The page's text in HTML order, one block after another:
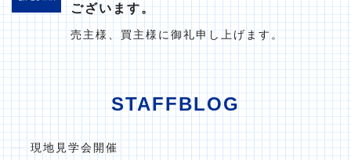
ございます。
売主様、買主様に御礼申し上げます。
STAFFBLOG
現地見学会開催